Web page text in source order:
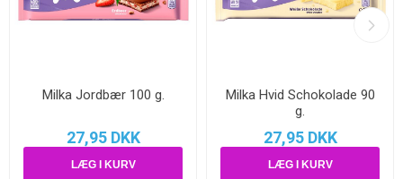
Milka Jordbær 100 g.
27,95 DKK
Milka Hvid Schokolade 90
g.
27,95 DKK